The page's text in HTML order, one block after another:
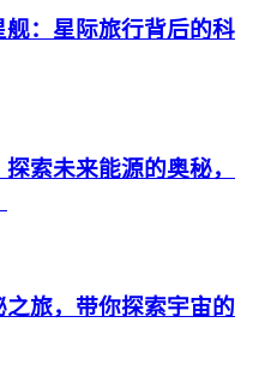
：星际旅行背后的科
索未来能源的奥秘，
旅，带你探索宇宙的